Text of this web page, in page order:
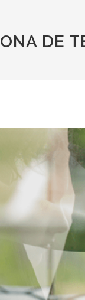
DE